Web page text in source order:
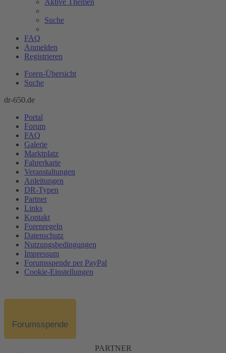
Suche
FAQ
Anmelden
Registrieren
Foren-Übersicht
Suche
dr-650.de
Portal
Forum
FAQ
Galerie
Marktplatz
Fahrerkarte
Veranstaltungen
Anleitungen
DR-Typen
Partner
Links
Kontakt
Forenregeln
Datenschutz
Nutzungsbedingungen
Impressum
Forumsspende per PayPal
Cookie-Einstellungen
Forumsspende
PARTNER